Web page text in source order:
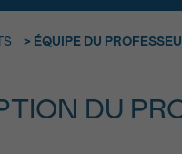
> ÉQUIPE DU
DU0800 15